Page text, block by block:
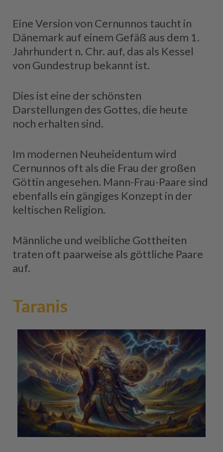
Eine Version von Cernunnos taucht in
Dänemark auf einem Gefäß aus dem 1.
Jahrhundert n. Chr. auf, das als Kessel
von Gundestrup bekannt ist.
Dies ist eine der schönsten
Darstellungen des Gottes, die heute
noch erhalten sind.
Im modernen Neuheidentum wird
Cernunnos oft als die Frau der großen
Göttin angesehen. Mann-Frau-Paare sind
ebenfalls ein gängiges Konzept in der
keltischen Religion.
Männliche und weibliche Gottheiten
traten oft paarweise als göttliche Paare
auf.
Taranis